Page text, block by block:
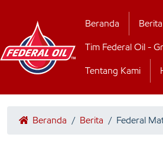
Hubungi Kamii
Beranda Berita
Tim Federal Oil -
Tentang Kami
Beranda / Berita / Federal